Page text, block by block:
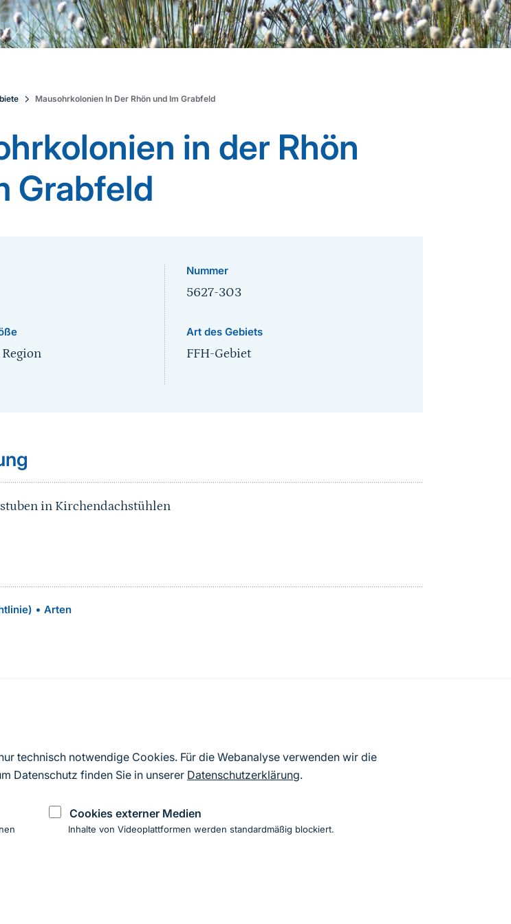
technisch notwendige Cookies. Für die Webanalyse verwenden wir die
Datenschutz finden Sie in unserer Datenschutzerklärung.
Cookies externer Medien
Inhalte von Videoplattformen werden standardmäßig blockiert.
Mausohrkolonien In Der Rhön und Im Grabfeld
in der Rhön
Grabfeld
Nummer
5627-303
Art des Gebiets
FFH-Gebiet
in Kirchendachstühlen
• Arten
der an die EU übermittelten Standarddatenbögen Deutschlands (Stand:
Schutzgründen enthalten die zur Veröffentlichung freigegebenen